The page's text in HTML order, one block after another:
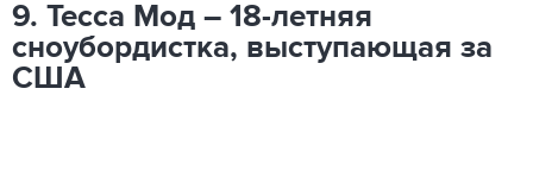
9. Тесса Мод – 18-летняя
сноубордистка, выступающая за
США